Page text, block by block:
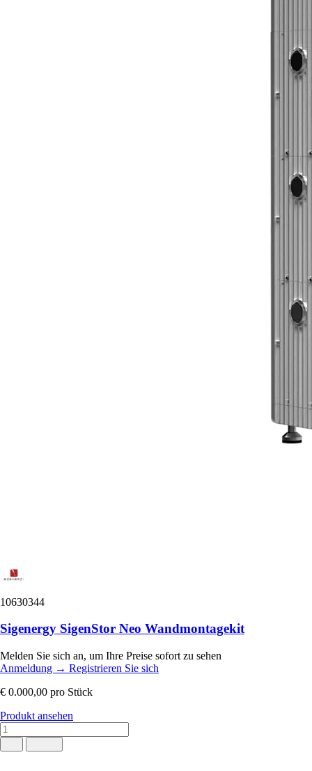
10630344
Sigenergy SigenStor Neo Wandmontagekit
Melden Sie sich an, um Ihre Preise sofort zu sehen
Anmeldung → Registrieren Sie sich
€ 0.000,00 pro Stück
Produkt ansehen